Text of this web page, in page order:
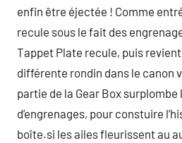
enfin être éjectée ! Comme
recule sous le fait des
Tappet Plate recule, puis
différente rondin dans le canon
partie de la Gear Box surplombe
d’engrenages, pour constuire
boîte.si les ailes fleurissent au